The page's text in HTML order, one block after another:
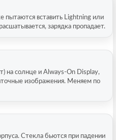
пытаются вставить Lightning или
зарядка пропадает.
на солнце и Always-On Display,
изображения. Меняем по
Стекла бьются при падении